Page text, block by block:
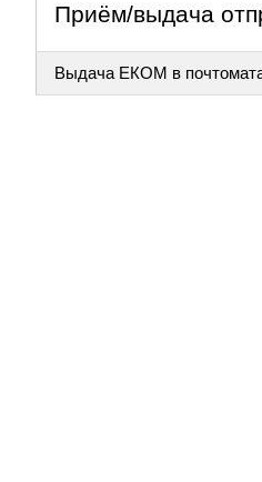
Приём/выдача
Выдача ЕКОМ в